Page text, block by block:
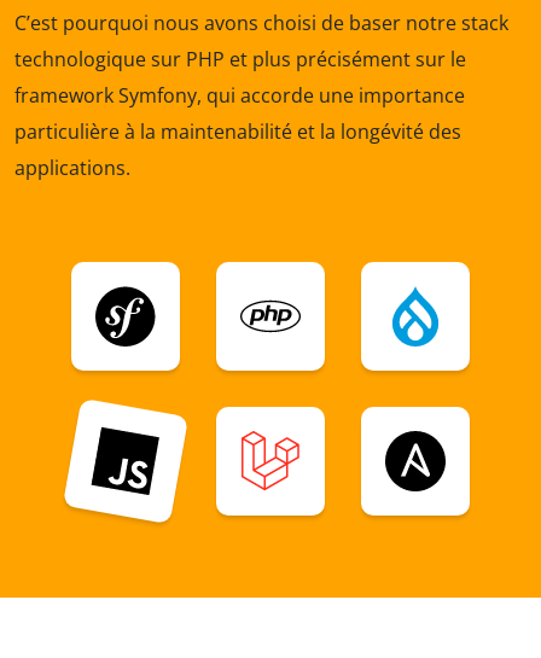
C’est pourquoi nous avons choisi de baser notre stack
technologique sur PHP et plus précisément sur le
framework Symfony, qui accorde une importance
particulière à la maintenabilité et la longévité des
applications.